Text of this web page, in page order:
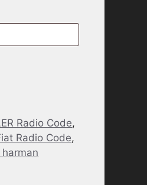
Radio Code,
Radio Code,